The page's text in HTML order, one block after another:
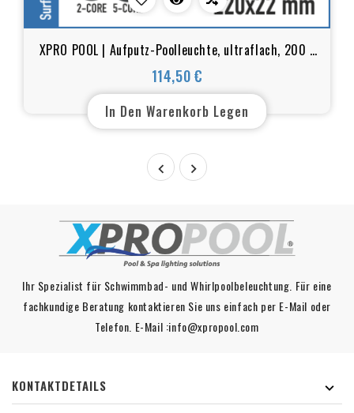
XPRO POOL | Aufputz-Poolleuchte, ultraflach, 200 x
22 mm
114,50 €
Preis
In Den Warenkorb Legen
 
Ihr Spezialist für Schwimmbad- und Whirlpoolbeleuchtung. Für eine
fachkundige Beratung kontaktieren Sie uns einfach per E-Mail oder
Telefon. E-Mail :info@xpropool.com
KONTAKTDETAILS
